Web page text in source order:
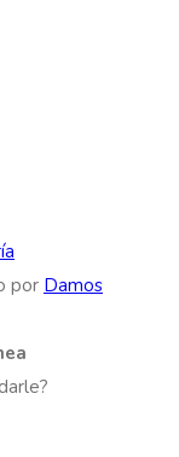
por Damos